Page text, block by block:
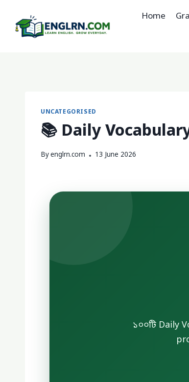
content
Home
UNCATEGORISED
📚 Daily
Byenglrn.com 13 June 2026
১০০টি Daily